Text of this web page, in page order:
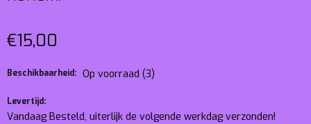
€15,00
Beschikbaarheid: Op voorraad (3)
Levertijd:
Vandaag Besteld, uiterlijk de volgende werkdag verzonden!